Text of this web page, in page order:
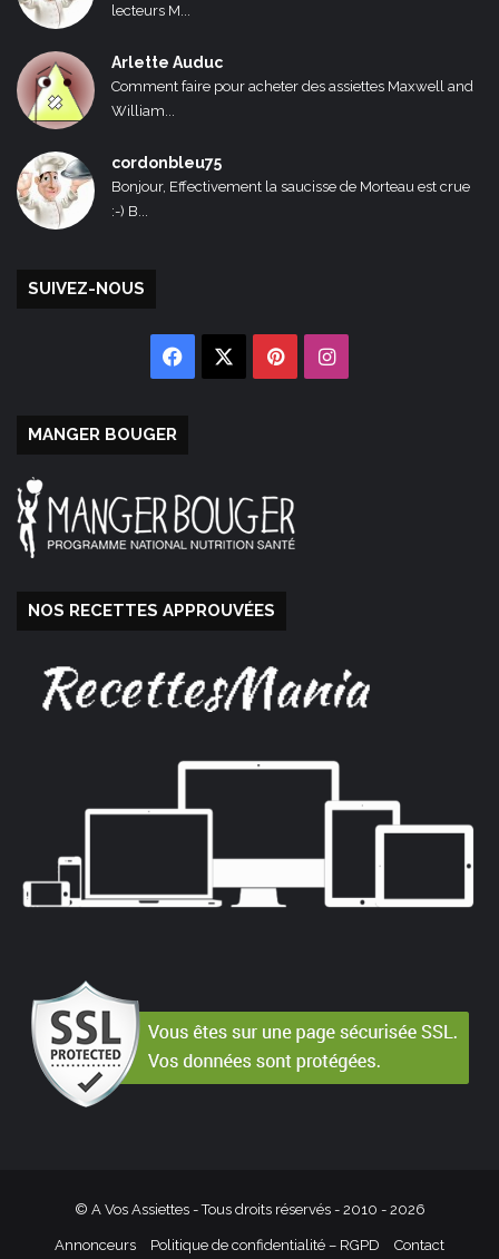
lecteurs M...
Arlette Auduc
Comment faire pour acheter des assiettes Maxwell and
William...
cordonbleu75
Bonjour, Effectivement la saucisse de Morteau est crue
:-) B...
SUIVEZ-NOUS
Facebook PinterestInstagram
MANGER BOUGER
NOS RECETTES APPROUVÉES
© A Vos Assiettes - Tous droits réservés - 2010 - 2026
Annonceurs Politique de confidentialité – RGPD Contact